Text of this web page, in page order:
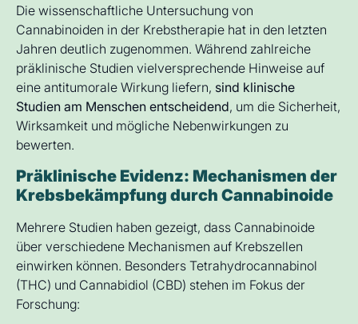
Die wissenschaftliche Untersuchung von
Cannabinoiden in der Krebstherapie hat in den letzten
Jahren deutlich zugenommen. Während zahlreiche
präklinische Studien vielversprechende Hinweise auf
eine antitumorale Wirkung liefern, sind klinische
Studien am Menschen entscheidend, um die Sicherheit,
Wirksamkeit und mögliche Nebenwirkungen zu
bewerten.
Präklinische Evidenz: Mechanismen der
Krebsbekämpfung durch Cannabinoide
Mehrere Studien haben gezeigt, dass Cannabinoide
über verschiedene Mechanismen auf Krebszellen
einwirken können. Besonders Tetrahydrocannabinol
(THC) und Cannabidiol (CBD) stehen im Fokus der
Forschung: